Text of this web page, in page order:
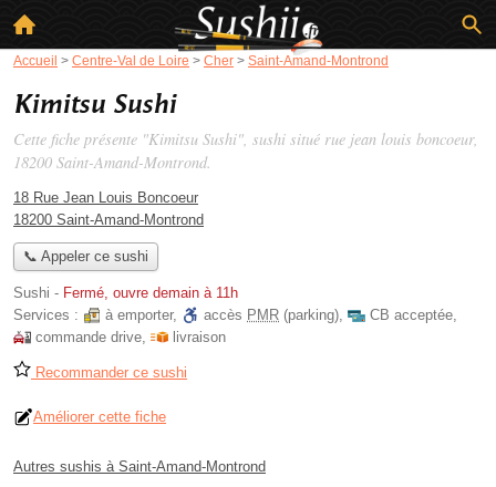
Accueil > Centre-Val de Loire > Cher > Saint-Amand-Montrond
Kimitsu Sushi
Cette fiche présente "Kimitsu Sushi", sushi situé rue jean louis boncoeur,
18200 Saint-Amand-Montrond.
18 Rue Jean Louis Boncoeur
18200 Saint-Amand-Montrond
📞 Appeler ce sushi
Sushi - Fermé, ouvre demain à 11h
Services :
à emporter, accès PMR (parking), CB acceptée,
commande drive, livraison
Recommander ce sushi
Améliorer cette fiche
Autres sushis à Saint-Amand-Montrond